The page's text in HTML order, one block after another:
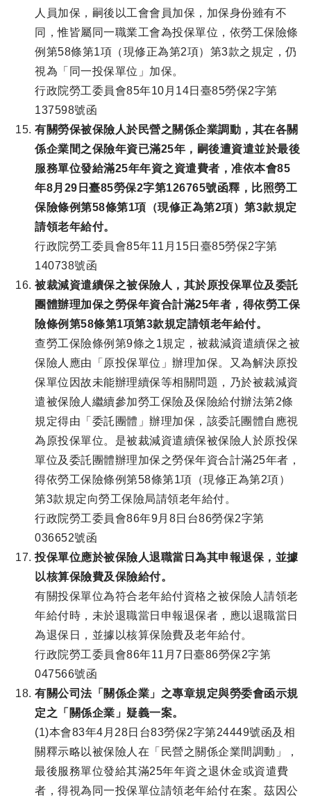
人員加保，嗣後以工會會員加保，加保身份雖有不
同，惟皆屬同一職業工會為投保單位，依勞工保險條
例第58條第1項（現修正為第2項）第3款之規定，仍
視為「同一投保單位」加保。
行政院勞工委員會85年10月14日臺85勞保2字第
137598號函
有關勞保被保險人於民營之關係企業調動，其在各關
係企業間之保險年資已滿25年，嗣後遭資遣並於最後
服務單位發給滿25年年資之資遣費者，准依本會85
年8月29日臺85勞保2字第126765號函釋，比照勞工
保險條例第58條第1項（現修正為第2項）第3款規定
請領老年給付。
行政院勞工委員會85年11月15日臺85勞保2字第
140738號函
被裁減資遣續保之被保險人，其於原投保單位及委託
團體辦理加保之勞保年資合計滿25年者，得依勞工保
險條例第58條第1項第3款規定請領老年給付。
查勞工保險條例第9條之1規定，被裁減資遣續保之被
保險人應由「原投保單位」辦理加保。又為解決原投
保單位因故未能辦理續保等相關問題，乃於被裁減資
遣被保險人繼續參加勞工保險及保險給付辦法第2條
規定得由「委託團體」辦理加保，該委託團體自應視
為原投保單位。是被裁減資遣續保被保險人於原投保
單位及委託團體辦理加保之勞保年資合計滿25年者，
得依勞工保險條例第58條第1項（現修正為第2項）
第3款規定向勞工保險局請領老年給付。
行政院勞工委員會86年9月8日台86勞保2字第
036652號函
投保單位應於被保險人退職當日為其申報退保，並據
以核算保險費及保險給付。
有關投保單位為符合老年給付資格之被保險人請領老
年給付時，未於退職當日申報退保者，應以退職當日
為退保日，並據以核算保險費及老年給付。
行政院勞工委員會86年11月7日臺86勞保2字第
047566號函
有關公司法「關係企業」之專章規定與勞委會函示規
定之「關係企業」疑義一案。
(1)本會83年4月28日台83勞保2字第24449號函及相
關釋示略以被保險人在「民營之關係企業間調動」，
最後服務單位發給其滿25年年資之退休金或資遣費
者，得視為同一投保單位請領老年給付在案。茲因公